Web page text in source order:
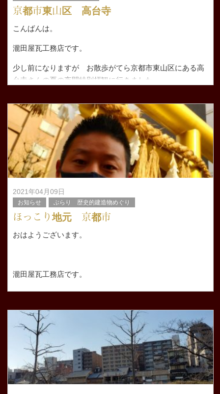
京都市東山区 高台寺
こんばんは。
瀧田屋瓦工務店です。
少し前になりますが お散歩がてら京都市東山区にある高
台寺さんの夏の夜間特別拝観に行きました。
すので子供の頃か
2021年04月09日
お知らせ ぶらり 歴史的建造物めぐり
ほっこり地元 京都市
おはようございます。
瀧田屋瓦工務店です。
昨日、ようやく月参りに行けました。
大阪での業務で大阪の事務所に居る事が多か